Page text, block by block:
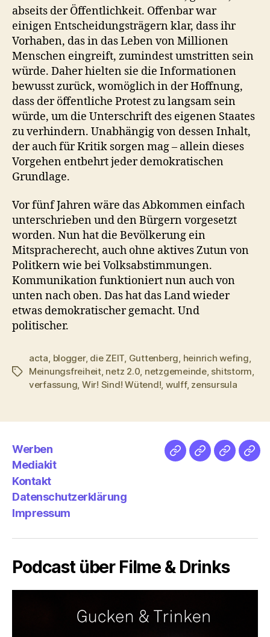
abseits der Öffentlichkeit. Offenbar war
einigen Entscheidungsträgern klar, dass ihr
Vorhaben, das in das Leben von Millionen
Menschen eingreift, zumindest umstritten sein
würde. Daher hielten sie die Informationen
bewusst zurück, womöglich in der Hoffnung,
dass der öffentliche Protest zu langsam sein
würde, um die Unterschrift des eigenen Staates
zu verhindern. Unabhängig von dessen Inhalt,
der auch für Kritik sorgen mag – allein dieses
Vorgehen entbehrt jeder demokratischen
Grundlage.
Vor fünf Jahren wäre das Abkommen einfach
unterschrieben und den Bürgern vorgesetzt
worden. Nun hat die Bevölkerung ein
Mitspracherecht, auch ohne aktives Zutun von
Politkern wie bei Volksabstimmungen.
Kommunikation funktioniert nun auch von
unten nach oben. Das hat das Land wieder
etwas demokratischer gemacht. Und
politischer.
Schlagwörter
acta, blogger, die ZEIT, Guttenberg, heinrich wefing,
Meinungsfreiheit, netz 2.0, netzgemeinde, shitstorm,
verfassung, Wir! Sind! Wütend!, wulff, zensursula
Werben
Mediakit
Kontakt
Datenschutzerklärung
Impressum
NetzMedien
Podcast über Filme & Drinks